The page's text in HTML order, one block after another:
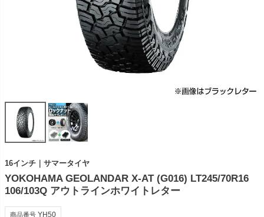
16インチ｜サマータイヤ
YOKOHAMA GEOLANDAR X-AT (G016) LT245/70R16
106/103Q アウトラインホワイトレター
商品番号 YH50